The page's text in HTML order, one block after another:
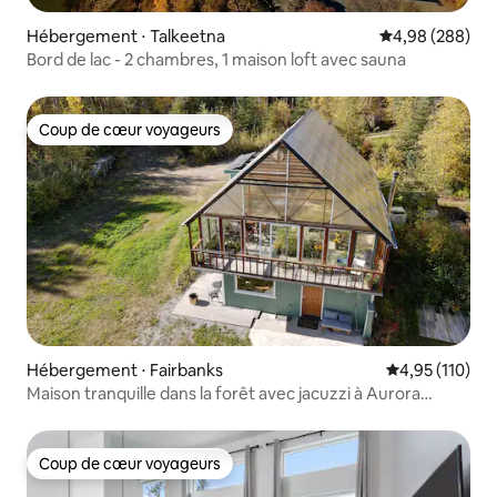
Hébergement ⋅ Talkeetna Évaluation
4,98 (288)
Bord de lac - 2 chambres, 1 maison loft avec sauna
Coup de cœur voyageurs
Coup de cœur voyageurs
Hébergement ⋅ Fairbanks Évaluation
4,95 (110)
Maison tranquille dans la forêt avec jacuzzi à Aurora
Coup de cœur voyageurs
Coup de cœur voyageurs